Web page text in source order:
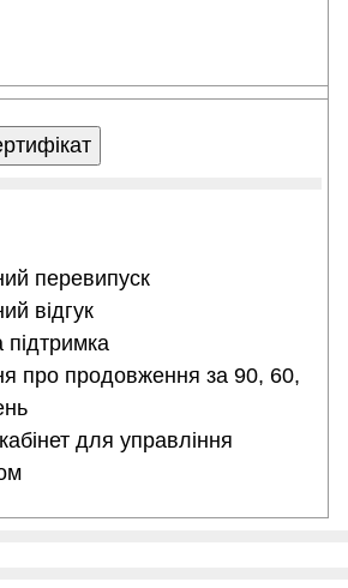
перевипуск
відгук
підтримка
про продовження за 90, 60,
для управління